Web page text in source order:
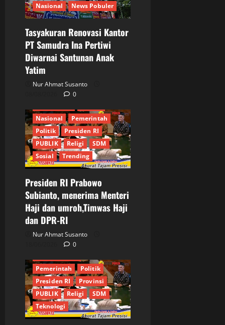
Nasional
News Pobuler
Tasyakuran Renovasi Kantor
PT Samudra Ina Pertiwi
Diwarnai Santunan Anak
Yatim
Nur Ahmat Susanto
0
Berita Terkini
Bogor
DPR RI
Informasi
JURNALIS
Keamanan
Nasional
Pemerintah
Politik
Presiden RI
PUBLIK
Religi
SDM
Sosial
Trending
Presiden RI Prabowo
Subianto, menerima Menteri
Haji dan umroh,Timwas Haji
dan DPR-RI
Nur Ahmat Susanto
0
Berita Terkini
DPR RI
Indonesia Emas 2045
Informasi
Internasional
JURNALIS
Kementrian
Menteri Haji
Pemerintah
Politik
Presiden RI
Provinsi
PUBLIK
Religi
SDM
Teknologi